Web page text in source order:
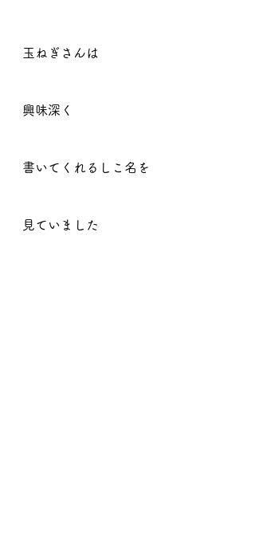
玉ねぎさんは
興味深く
書いてくれるしこ名を
見ていました